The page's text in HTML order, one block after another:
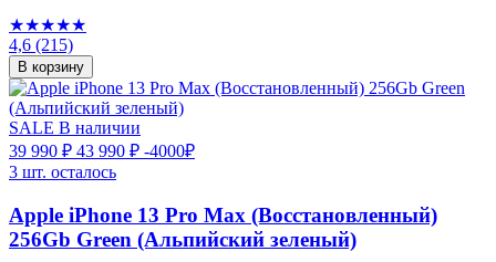
★★★★★
4,6 (215)
В корзину
SALE В наличии
39 990 ₽ 43 990 ₽ -4000₽
3 шт. осталось
Apple iPhone 13 Pro Max (Восстановленный)
256Gb Green (Альпийский зеленый)